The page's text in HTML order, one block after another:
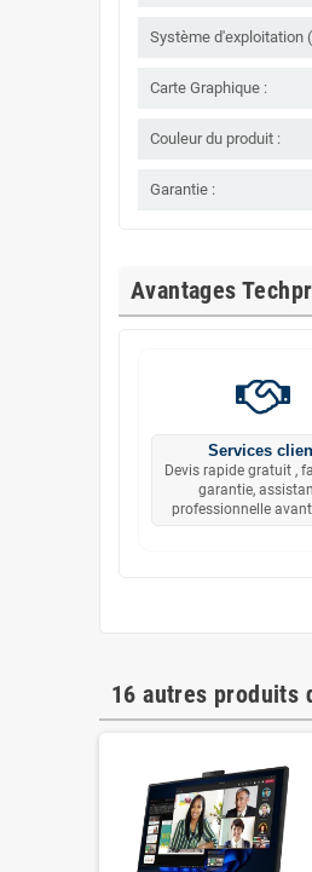
Système d'exploitation
Carte Graphique :
Couleur du produit :
Garantie :
Avantages
Services
Devis rapide gratuit ,
garantie,
professionnelle
16 autres produits